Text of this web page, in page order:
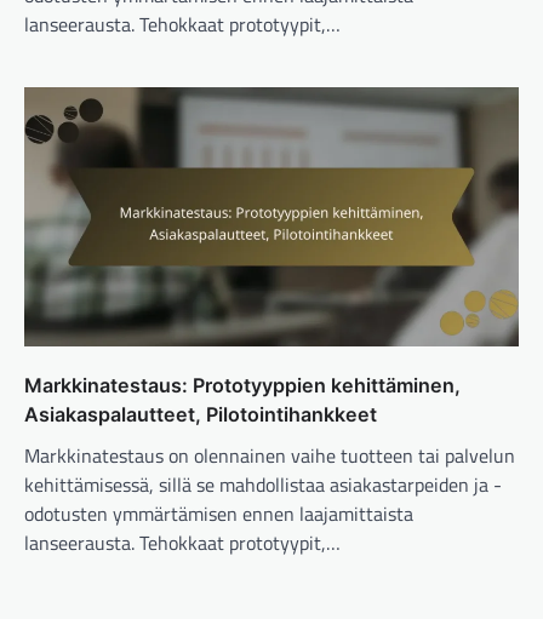
lanseerausta. Tehokkaat prototyypit,…
Markkinatestaus: Prototyyppien kehittäminen,
Asiakaspalautteet, Pilotointihankkeet
Markkinatestaus on olennainen vaihe tuotteen tai palvelun
kehittämisessä, sillä se mahdollistaa asiakastarpeiden ja -
odotusten ymmärtämisen ennen laajamittaista
lanseerausta. Tehokkaat prototyypit,…